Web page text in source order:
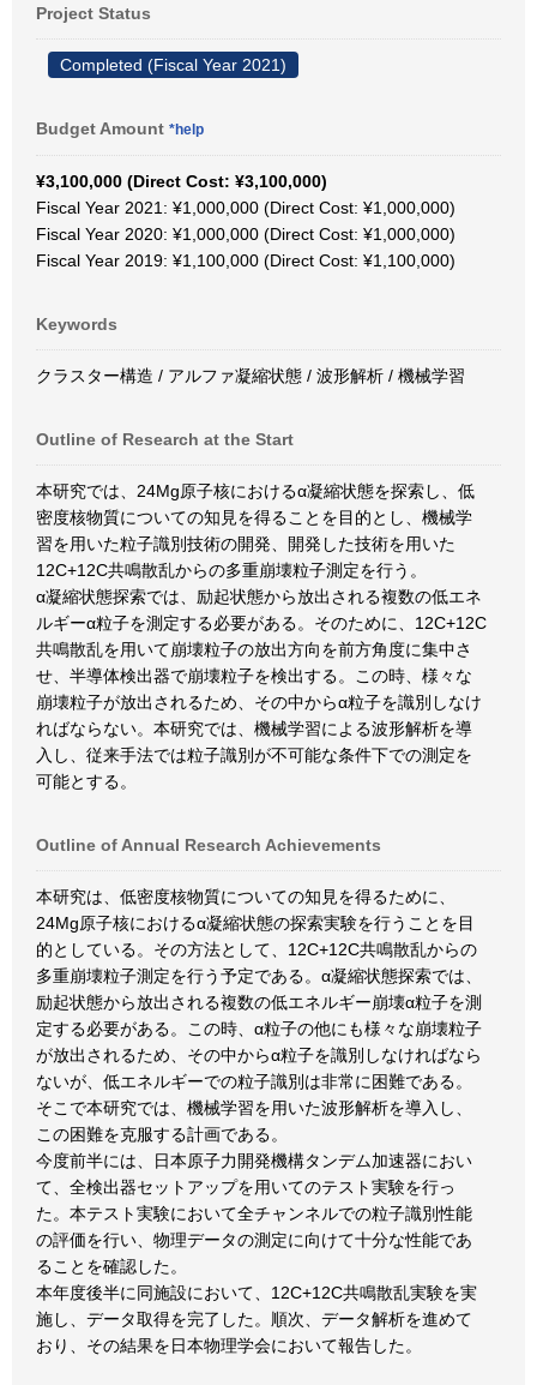
Project Status
Completed (Fiscal Year 2021)
Budget Amount *help
¥3,100,000 (Direct Cost: ¥3,100,000)
Fiscal Year 2021: ¥1,000,000 (Direct Cost: ¥1,000,000)
Fiscal Year 2020: ¥1,000,000 (Direct Cost: ¥1,000,000)
Fiscal Year 2019: ¥1,100,000 (Direct Cost: ¥1,100,000)
Keywords
クラスター構造 / アルファ凝縮状態 / 波形解析 / 機械学習
Outline of Research at the Start
本研究では、24Mg原子核におけるα凝縮状態を探索し、低
密度核物質についての知見を得ることを目的とし、機械学
習を用いた粒子識別技術の開発、開発した技術を用いた
12C+12C共鳴散乱からの多重崩壊粒子測定を行う。
α凝縮状態探索では、励起状態から放出される複数の低エネ
ルギーα粒子を測定する必要がある。そのために、12C+12C
共鳴散乱を用いて崩壊粒子の放出方向を前方角度に集中さ
せ、半導体検出器で崩壊粒子を検出する。この時、様々な
崩壊粒子が放出されるため、その中からα粒子を識別しなけ
ればならない。本研究では、機械学習による波形解析を導
入し、従来手法では粒子識別が不可能な条件下での測定を
可能とする。
Outline of Annual Research Achievements
本研究は、低密度核物質についての知見を得るために、
24Mg原子核におけるα凝縮状態の探索実験を行うことを目
的としている。その方法として、12C+12C共鳴散乱からの
多重崩壊粒子測定を行う予定である。α凝縮状態探索では、
励起状態から放出される複数の低エネルギー崩壊α粒子を測
定する必要がある。この時、α粒子の他にも様々な崩壊粒子
が放出されるため、その中からα粒子を識別しなければなら
ないが、低エネルギーでの粒子識別は非常に困難である。
そこで本研究では、機械学習を用いた波形解析を導入し、
この困難を克服する計画である。
今度前半には、日本原子力開発機構タンデム加速器におい
て、全検出器セットアップを用いてのテスト実験を行っ
た。本テスト実験において全チャンネルでの粒子識別性能
の評価を行い、物理データの測定に向けて十分な性能であ
ることを確認した。
本年度後半に同施設において、12C+12C共鳴散乱実験を実
施し、データ取得を完了した。順次、データ解析を進めて
おり、その結果を日本物理学会において報告した。